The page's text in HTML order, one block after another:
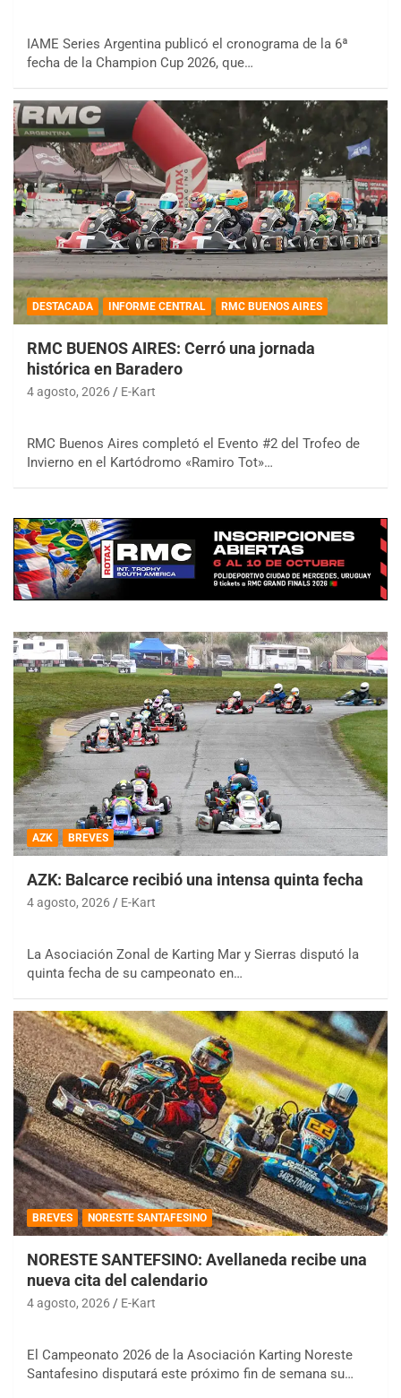
IAME Series Argentina publicó el cronograma de la 6ª
fecha de la Champion Cup 2026, que…
DESTACADA INFORME CENTRAL RMC BUENOS AIRES
RMC BUENOS AIRES: Cerró una jornada
histórica en Baradero
4 agosto, 2026 E-Kart
RMC Buenos Aires completó el Evento #2 del Trofeo de
Invierno en el Kartódromo «Ramiro Tot»…
AZK BREVES
AZK: Balcarce recibió una intensa quinta fecha
4 agosto, 2026 E-Kart
La Asociación Zonal de Karting Mar y Sierras disputó la
quinta fecha de su campeonato en…
BREVES NORESTE SANTAFESINO
NORESTE SANTEFSINO: Avellaneda recibe una
nueva cita del calendario
4 agosto, 2026 E-Kart
El Campeonato 2026 de la Asociación Karting Noreste
Santafesino disputará este próximo fin de semana su…